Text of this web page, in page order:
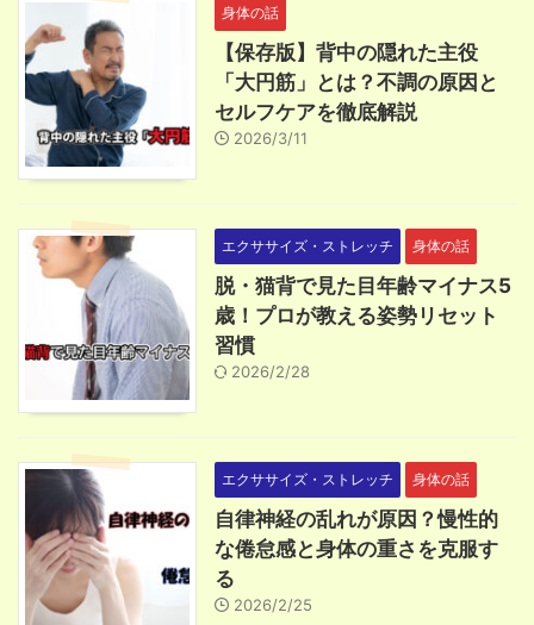
身体の話
【保存版】背中の隠れた主役
「大円筋」とは？不調の原因と
セルフケアを徹底解説
2026/3/11
エクササイズ・ストレッチ 身体の話
脱・猫背で見た目年齢マイナス5
歳！プロが教える姿勢リセット
習慣
2026/2/28
エクササイズ・ストレッチ 身体の話
自律神経の乱れが原因？慢性的
な倦怠感と身体の重さを克服す
る
2026/2/25